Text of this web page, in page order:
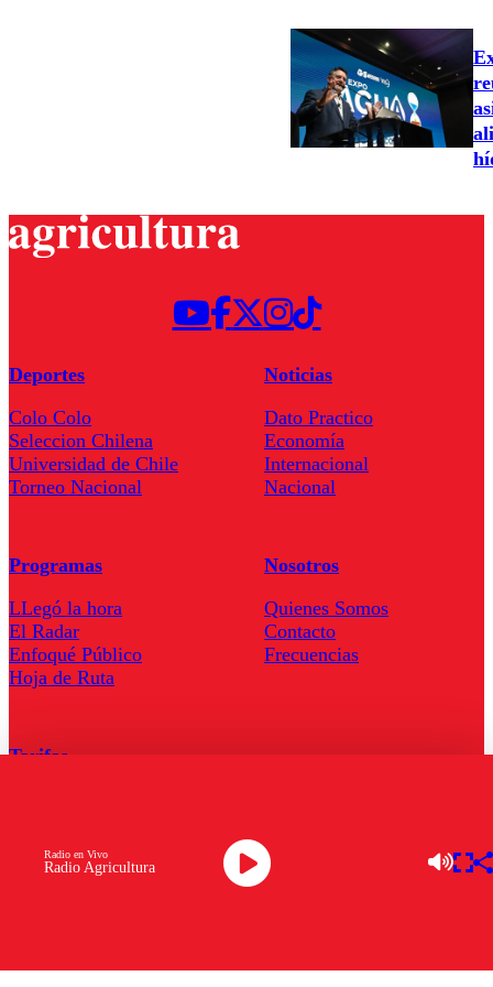
Radio Agricultura
Radio en Vivo
Deportes
Colo Colo
Seleccion Chilena
Universidad de Chile
Torneo Nacional
Noticias
Dato Practico
Economía
Internacional
Nacional
Programas
LLegó la hora
El Radar
Enfoqué Público
Hoja de Ruta
Nosotros
Quienes Somos
Contacto
Frecuencias
Tarifas
Descarga la APP